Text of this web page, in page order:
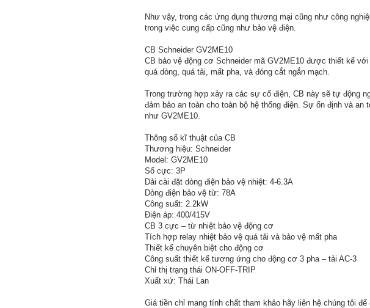
Như vậy, trong các ứng dụng thương mại cũng như công
trong việc cung cấp cũng như bảo vệ điện.
CB Schneider GV2ME10
CB bảo vệ động cơ Schneider mã GV2ME10 được thiết kế
quá dòng, quá tải, mất pha, và đóng cắt ngắn mạch.
Trong trường hợp xảy ra các sự cố điện, CB này sẽ tự động
đảm bảo an toàn cho toàn bộ hệ thống điện. Sự ổn định và
như GV2ME10.
Thông số kĩ thuật của CB
Thương hiệu: Schneider
Model: GV2ME10
Số cực: 3P
Dải cài đặt dòng điện bảo vệ nhiệt: 4-6.3A
Dòng điện bảo vệ từ: 78A
Công suất: 2.2kW
Điện áp: 400/415V
CB 3 cực – từ nhiệt bảo vệ động cơ
Tích hợp relay nhiệt bảo vệ quá tải và bảo vệ mất pha
Thiết kế chuyên biệt cho động cơ
Công suất thiết kế tương ứng cho động cơ 3 pha – tải AC-3
Chỉ thị trạng thái ON-OFF-TRIP
Xuất xứ: Thái Lan
Giá tiền chỉ mang tính chất tham khảo hãy liên hệ chúng tôi